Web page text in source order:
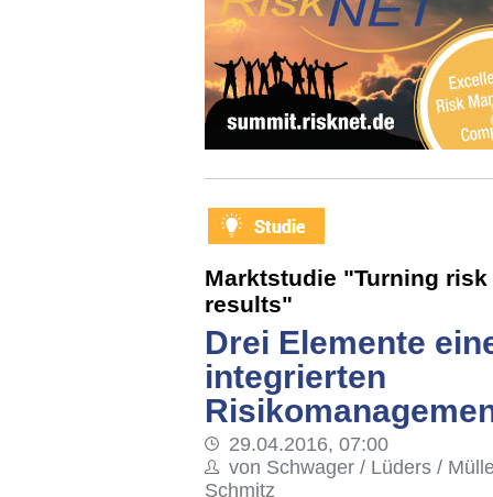
Marktstudie "Turning
results"
Drei Elemente
integrierten
29.04.2016, 07:00
von Schwager / Lüders /
Schmitz